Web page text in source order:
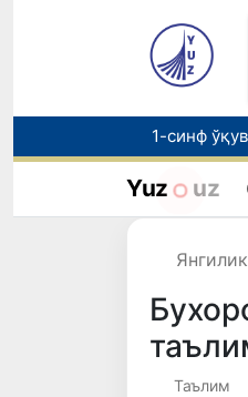
Нурли,
Yuz uz
Таълим